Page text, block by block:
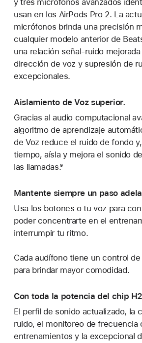
y tres micrófonos avanzados
usan en los AirPods Pro 2. La
micrófonos brinda una precisión
cualquier modelo anterior de
una relación señal-ruido
dirección de voz y supresión de
excepcionales.
Aislamiento de Voz superior.
Gracias al audio computacional
algoritmo de aprendizaje
de Voz reduce el ruido de fondo
tiempo, aísla y mejora el sonido
las llamadas.⁹
Mantente siempre un paso
Usa los botones o tu voz para
poder concentrarte en el
interrumpir tu ritmo.
Cada audífono tiene un control
para brindar mayor comodidad.
Con toda la potencia del chip
El perfil de sonido actualizado, la
ruido, el monitoreo de frecuencia
entrenamientos y la excepcional